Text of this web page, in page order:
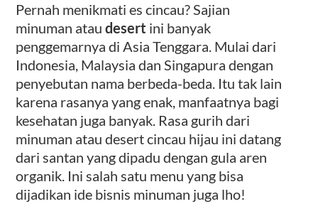
Pernah menikmati es cincau? Sajian
minuman ataudesert ini banyak
penggemarnya di Asia Tenggara. Mulai dari
Indonesia, Malaysia dan Singapura dengan
penyebutan nama berbeda-beda. Itu tak lain
karena rasanya yang enak, manfaatnya bagi
kesehatan juga banyak. Rasa gurih dari
minuman atau desert cincau hijau ini datang
dari santan yang dipadu dengan gula aren
organik. Ini salah satu menu yang bisa
dijadikan ide bisnis minuman juga lho!